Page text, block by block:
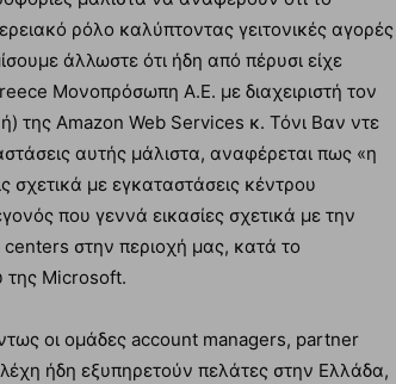
ρόλο καλύπτοντας γειτονικές αγορές
άλλωστε ότι ήδη από πέρυσι είχε
Μονοπρόσωπη Α.Ε. με διαχειριστή τον
της Amazon Web Services κ. Τόνι Βαν ντε
αυτής μάλιστα, αναφέρεται πως «η
σχετικά με εγκαταστάσεις κέντρου
που γεννά εικασίες σχετικά με την
centers στην περιοχή μας, κατά το
της Microsoft.
οι ομάδες account managers, partner
ήδη εξυπηρετούν πελάτες στην Ελλάδα,